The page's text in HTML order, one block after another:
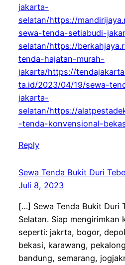
jakarta-
selatan/https://
sewa-tenda-setiabudi-
selatan/https://
tenda-hajatan-murah-
jakarta/https://
ta.id/2023/04/19/sewa-
jakarta-
selatan/https://
-tenda-konvensional-
Reply
Sewa Tenda Bukit Duri
Juli 8, 2023
[…] Sewa Tenda Bukit Duri
Selatan. Siap mengirimkan
seperti: jakrta, bogor,
bekasi, karawang,
bandung, semarang,